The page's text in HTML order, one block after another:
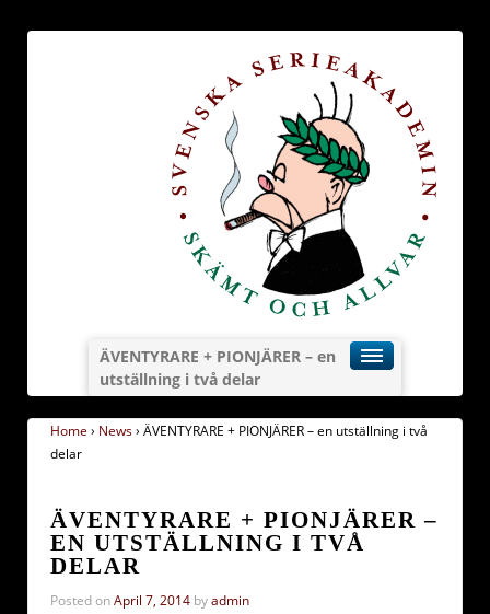
ÄVENTYRARE + PIONJÄRER – en
utställning i två delar
Home › News› ÄVENTYRARE + PIONJÄRER – en utställning i två
delar
ÄVENTYRARE + PIONJÄRER –
EN UTSTÄLLNING I TVÅ
DELAR
Posted onApril 7, 2014 byadmin